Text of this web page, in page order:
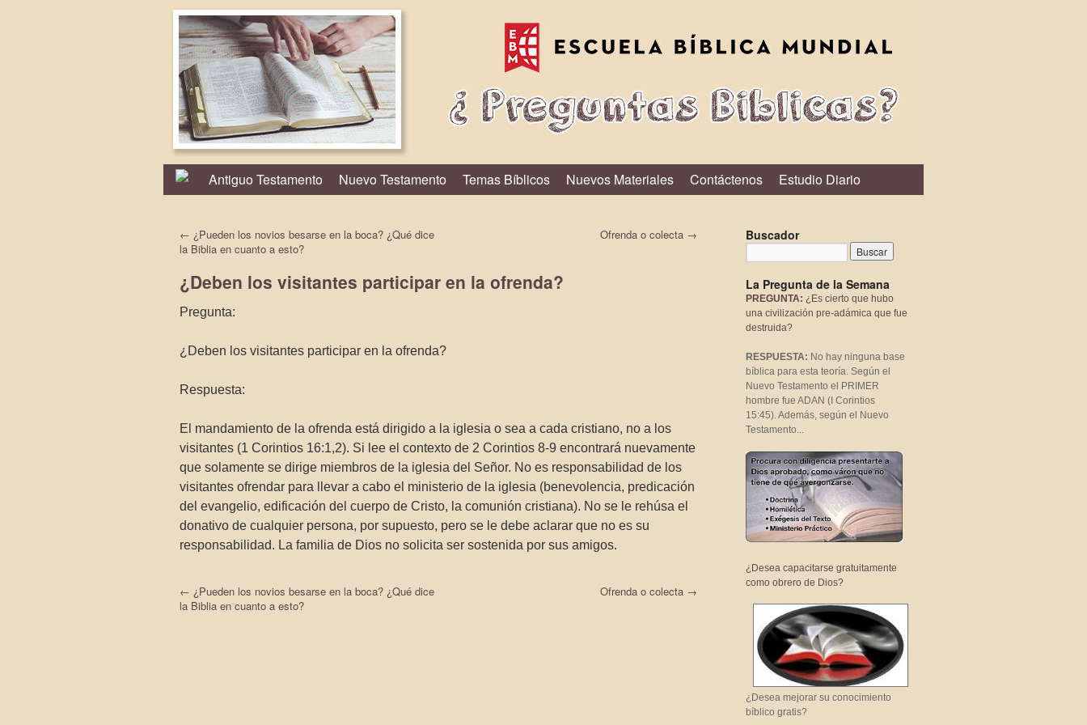
Antiguo Testamento Nuevo Testamento Temas Bíblicos Nuevos Materiales Contáctenos Estudio Diario
← ¿Pueden los novios besarse en la boca? ¿Qué dice
la Biblia en cuanto a esto?
Ofrenda o colecta →
¿Deben los visitantes participar en la ofrenda?
Pregunta:
¿Deben los visitantes participar en la ofrenda?
Respuesta:
El mandamiento de la ofrenda está dirigido a la iglesia o sea a cada cristiano, no a los
visitantes (1 Corintios 16:1,2). Si lee el contexto de 2 Corintios 8-9 encontrará nuevamente
que solamente se dirige miembros de la iglesia del Señor. No es responsabilidad de los
visitantes ofrendar para llevar a cabo el ministerio de la iglesia (benevolencia, predicación
del evangelio, edificación del cuerpo de Cristo, la comunión cristiana). No se le rehúsa el
donativo de cualquier persona, por supuesto, pero se le debe aclarar que no es su
responsabilidad. La familia de Dios no solicita ser sostenida por sus amigos.
← ¿Pueden los novios besarse en la boca? ¿Qué dice
la Biblia en cuanto a esto?
Ofrenda o colecta →
Buscador
La Pregunta de la Semana
PREGUNTA: ¿Es cierto que hubo
una civilización pre-adámica que fue
destruida?
RESPUESTA: No hay ninguna base
bíblica para esta teoría. Según el
Nuevo Testamento el PRIMER
hombre fue ADAN (I Corintios
15:45). Además, según el Nuevo
Testamento...
¿Desea capacitarse gratuitamente
como obrero de Dios?
¿Desea mejorar su conocimiento
bíblico gratis?